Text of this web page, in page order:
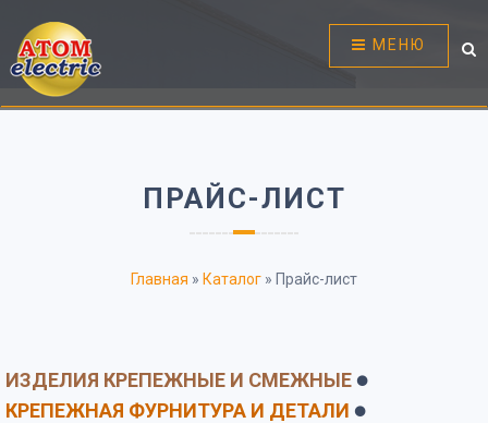
МЕНЮ
ПРАЙС-ЛИСТ
Главная » Каталог » Прайс-лист
ИЗДЕЛИЯ КРЕПЕЖНЫЕ И СМЕЖНЫЕ ⚫
КРЕПЕЖНАЯ ФУРНИТУРА И ДЕТАЛИ ⚫